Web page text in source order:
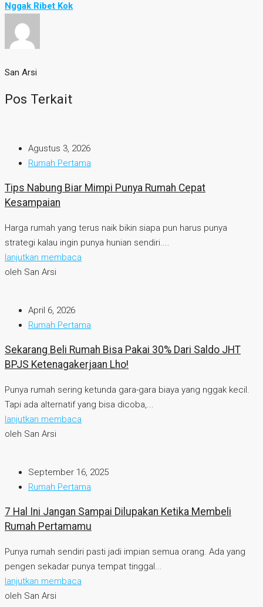
Nggak Ribet Kok
San Arsi
Pos Terkait
Agustus 3, 2026
Rumah Pertama
Tips Nabung Biar Mimpi Punya Rumah Cepat
Kesampaian
Harga rumah yang terus naik bikin siapa pun harus punya
strategi kalau ingin punya hunian sendiri....
lanjutkan membaca
oleh San Arsi
April 6, 2026
Rumah Pertama
Sekarang Beli Rumah Bisa Pakai 30% Dari Saldo JHT
BPJS Ketenagakerjaan Lho!
Punya rumah sering ketunda gara-gara biaya yang nggak kecil.
Tapi ada alternatif yang bisa dicoba,...
lanjutkan membaca
oleh San Arsi
September 16, 2025
Rumah Pertama
7 Hal Ini Jangan Sampai Dilupakan Ketika Membeli
Rumah Pertamamu
Punya rumah sendiri pasti jadi impian semua orang. Ada yang
pengen sekadar punya tempat tinggal...
lanjutkan membaca
oleh San Arsi